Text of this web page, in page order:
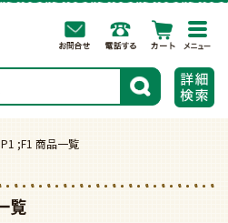
検索
;F1 商品一覧
覧